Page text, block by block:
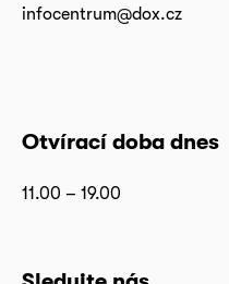
infocentrum@dox.cz
Otvírací doba dnes
11.00 – 19.00